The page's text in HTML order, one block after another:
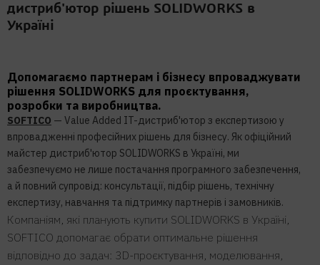
дистриб'ютор рішень SOLIDWORKS в
Україні
Допомагаємо партнерам і бізнесу впроваджувати
рішення SOLIDWORKS для проєктування,
розробки та виробництва.
SOFTICO — Value Added IT-дистриб'ютор з експертизою у
впровадженні професійних рішень для бізнесу. Як офіційний
майстер дистриб'ютор SOLIDWORKS в Україні, ми
забезпечуємо не лише постачання програмного забезпечення,
а й повний супровід: консультації, підбір рішень, технічну
експертизу, навчання та підтримку партнерів і замовників.
Компаніям, які планують купити SOLIDWORKS в Україні,
SOFTICO допомагає обрати оптимальне рішення
відповідно до задач: 3D-проєктування, моделювання,